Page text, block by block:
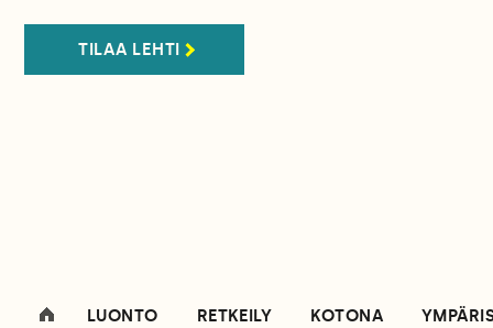
TILAA LEHTI
LUONTO RETKEILY KOTONA